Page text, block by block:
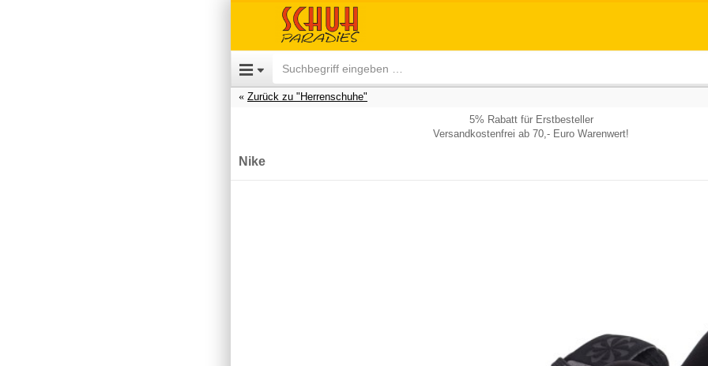
Zurück zu "Herrenschuhe"
5% Rabatt für Erstbesteller
Versandkostenfrei ab 70,- Euro Warenwert!
Nike